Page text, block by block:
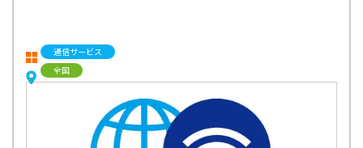
通信サービス
全国